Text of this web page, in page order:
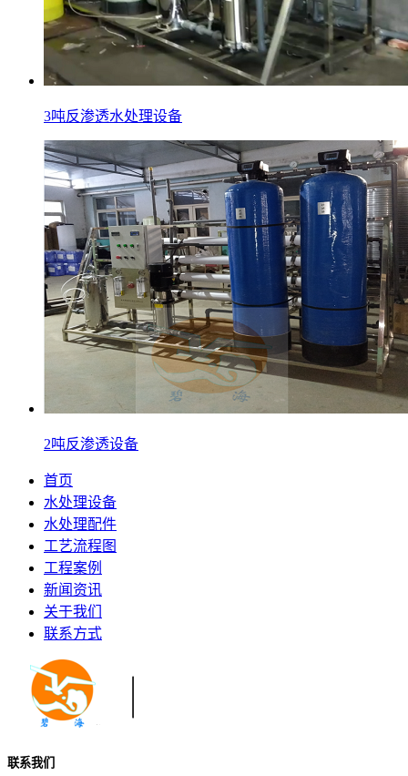
3吨反渗透水处理设备
2吨反渗透设备
首页
水处理设备
水处理配件
工艺流程图
工程案例
新闻资讯
关于我们
联系方式
联系我们